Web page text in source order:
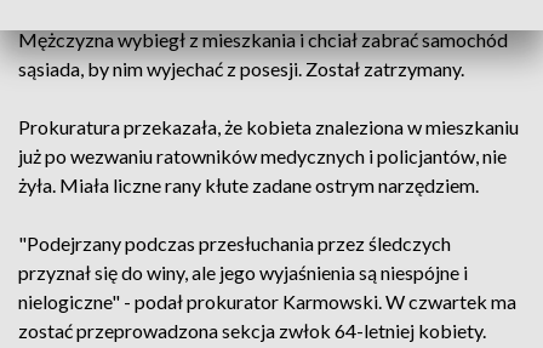
Mężczyzna wybiegł z mieszkania i chciał zabrać samochód
sąsiada, by nim wyjechać z posesji. Został zatrzymany.
Prokuratura przekazała, że kobieta znaleziona w mieszkaniu
już po wezwaniu ratowników medycznych i policjantów, nie
żyła. Miała liczne rany kłute zadane ostrym narzędziem.
"Podejrzany podczas przesłuchania przez śledczych
przyznał się do winy, ale jego wyjaśnienia są niespójne i
nielogiczne" - podał prokurator Karmowski. W czwartek ma
zostać przeprowadzona sekcja zwłok 64-letniej kobiety.